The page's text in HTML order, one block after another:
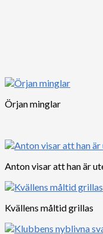
Örjan minglar
Anton visar att han är
Kvällens måltid grillas